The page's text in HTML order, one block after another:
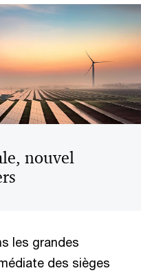
nouvel
les grandes
des sièges